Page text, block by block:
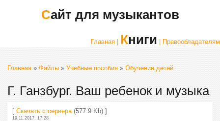
Сайт для музыкантов
Главная | Книги | Правообладателям
Главная » Файлы » Учебные пособия » Обучение детей
Г. Ганзбург. Ваш ребенок и музыка
[ Скачать с сервера(577.9 Kb) ]
19.11.2017, 17:28